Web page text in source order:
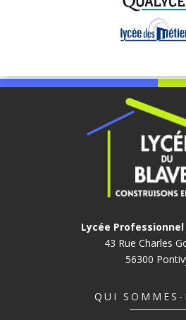
Lycée
43 Rue Charles
56300
QUI SOMMES-